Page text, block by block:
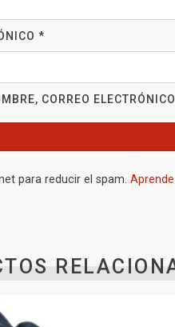
*
CORREO
para reducir el spam.